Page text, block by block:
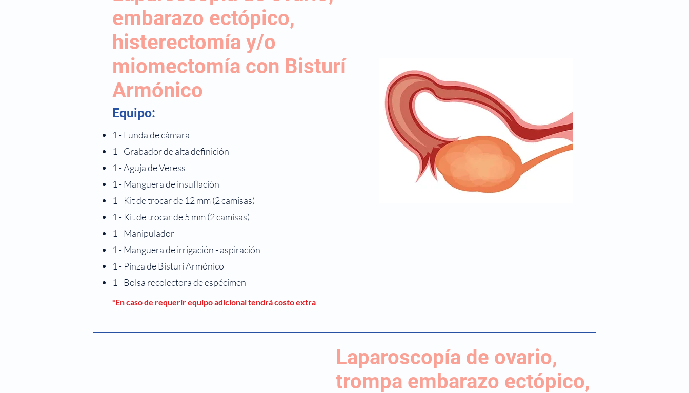
embarazo ectópico,
histerectomía y/o
miomectomía con Bisturí
Armónico
Equipo:
1 - Funda de cámara
1 - Grabador de alta definición
1 - Aguja de Veress
1 - Manguera de insuflación
1 - Kit de trocar de 12 mm (2 camisas)
1 - Kit de trocar de 5 mm (2 camisas)
1 - Manipulador
1 - Manguera de irrigación - aspiración
1 - Pinza de Bisturí Armónico
1 - Bolsa recolectora de espécimen
*En caso de requerir equipo adicional tendrá costo extra
Laparoscopía de ovario,
trompa embarazo ectópico,